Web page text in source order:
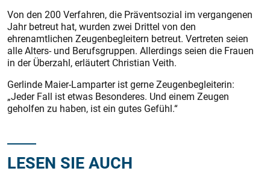
Von den 200 Verfahren, die Prä­ventsozial im vergangenen
Jahr betreut hat, wurden zwei Drittel von den
ehrenamtlichen Zeugenbegleitern betreut. Vertreten seien
alle Alters- und Berufsgruppen. Allerdings seien die Frauen
in der Überzahl, erläutert Christian Veith.
Gerlinde Maier-Lamparter ist gerne Zeugenbegleiterin:
„Jeder Fall ist etwas Besonderes. Und einem Zeugen
geholfen zu haben, ist ein gutes Gefühl.“
LESEN SIE AUCH